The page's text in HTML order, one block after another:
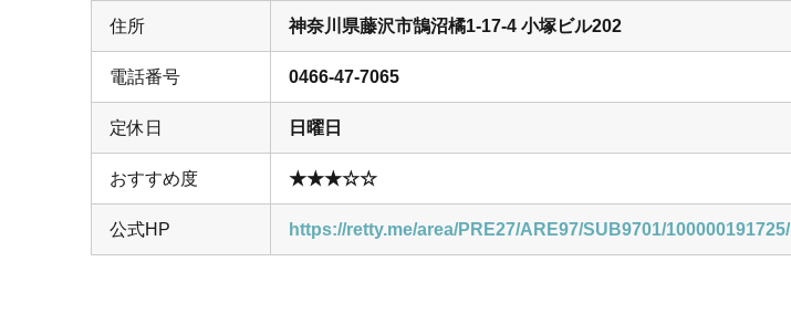
住所 神奈川県藤沢市鵠沼橘1-17-4 小塚ビル202
電話番号 0466-47-7065
定休日 日曜日
おすすめ度 ★★★☆☆
公式HP https://retty.me/area/PRE27/ARE97/SUB9701/100000191725/